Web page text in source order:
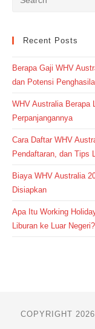
Recent Posts
Berapa Gaji WHV
dan Potensi
WHV Australia Berapa
Perpanjangannya
Cara Daftar WHV
Pendaftaran, dan Tips
Biaya WHV Australia
Disiapkan
Apa Itu Working
Liburan ke Luar Negeri?
COPYRIGHT